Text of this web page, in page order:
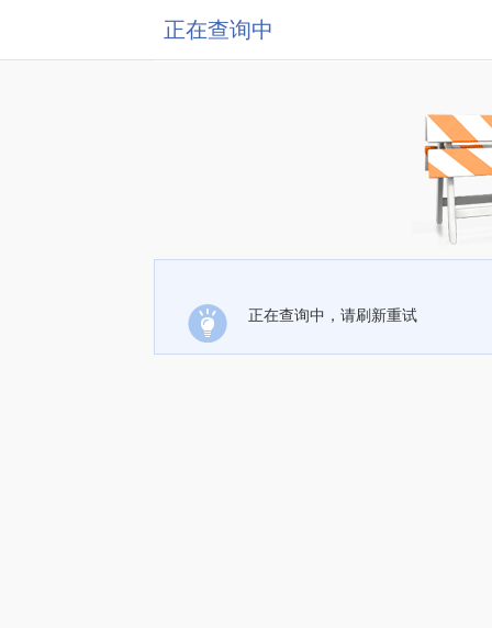
正在查询中
正在查询中，请刷新重试